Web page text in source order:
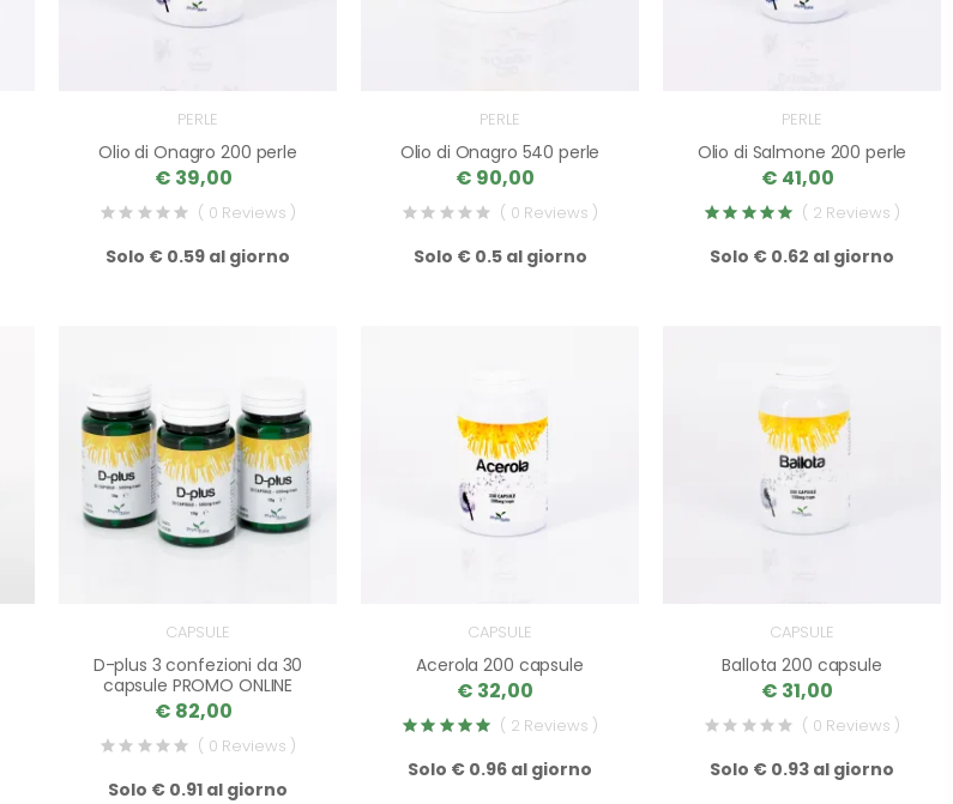
PERLE
Olio di Onagro 200 perle
€ 39,00
( 0 Reviews )
Solo € 0.59 al giorno
PERLE
Olio di Onagro 540 perle
€ 90,00
( 0 Reviews )
Solo € 0.5 al giorno
PERLE
Olio di Salmone 200 perle
€ 41,00
( 2 Reviews )
Solo € 0.62 al giorno
CAPSULE
D-plus 3 confezioni da 30
capsule PROMO ONLINE
€ 82,00
( 0 Reviews )
Solo € 0.91 al giorno
CAPSULE
Acerola 200 capsule
€ 32,00
( 2 Reviews )
Solo € 0.96 al giorno
CAPSULE
Ballota 200 capsule
€ 31,00
( 0 Reviews )
Solo € 0.93 al giorno